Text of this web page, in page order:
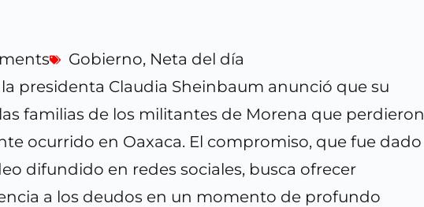
Gobierno, Neta del día
presidenta Claudia Sheinbaum anunció que su
familias de los militantes de Morena que perdieron
ocurrido en Oaxaca. El compromiso, que fue dado
difundido en redes sociales, busca ofrecer
a los deudos en un momento de profundo